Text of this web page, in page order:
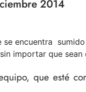
2014
encuentra
importar que
que esté